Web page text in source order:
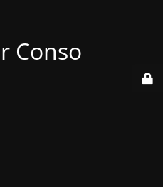
Conso